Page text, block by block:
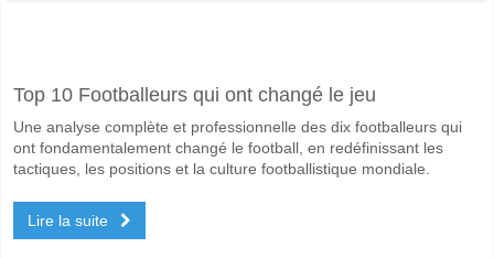
Le match entre Laagri v Kuressaare 13 June 2026 10:30.
Quelle est l'équipe favorite pour gagner entre Laagri v
Laagri pour le Gagnant du match, avec une probabilité de 48%
Les deux équipes marqueront-elles dans le match
Oui pour Les Deux Équipes Marquent, avec un pourcentage de 64%.
Top 10 Footballeurs qui ont changé le jeu
Une analyse complète et professionnelle des dix footballeurs qui
ont fondamentalement changé le football, en redéfinissant les
tactiques, les positions et la culture footballistique mondiale.
Lire la suite